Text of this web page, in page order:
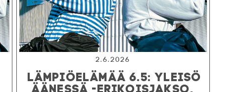
2.6.2026
LÄMPIÖELÄMÄÄ 6.5: YLEISÖ
ÄÄNESSÄ -ERIKOISJAKSO,